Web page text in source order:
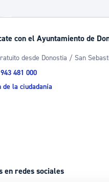
con el Ayuntamiento de
desde Donostia / San
481 000
de la ciudadanía
en redes sociales